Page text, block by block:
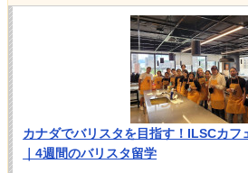
カナダでバリスタを目指す！ILSCカフ
｜4週間のバリスタ留学